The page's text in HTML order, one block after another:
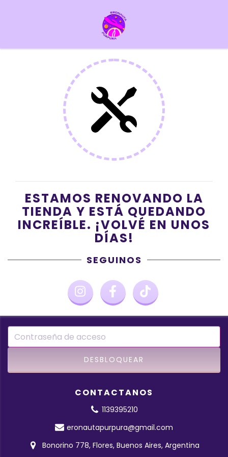
ESTAMOS RENOVANDO LA
TIENDA Y ESTÁ QUEDANDO
INCREÍBLE. ¡VOLVÉ EN UNOS
DÍAS!
SEGUINOS
CONTACTANOS
1139395210
eronautapurpura@gmail.com
Bonorino 778, Flores, Buenos Aires, Argentina